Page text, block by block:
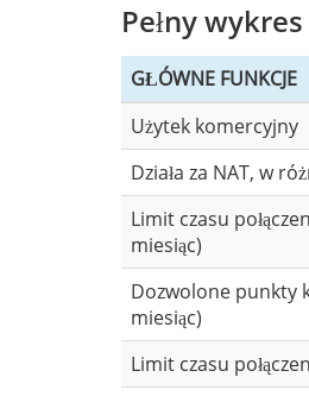
Pełny
GŁÓWNE FUNKCJE
Użytek komercyjny
Działa za NAT, w
Limit czasu
miesiąc)
Dozwolone punkty
miesiąc)
Limit czasu